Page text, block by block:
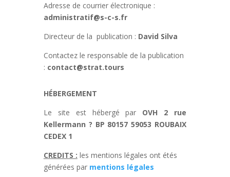
Adresse de courrier électronique :
administratif@s-c-s.fr
Directeur de la publication : David Silva
Contactez le responsable de la publication
: contact@strat.tours
HÉBERGEMENT
Le site est hébergé par OVH 2 rue
Kellermann ? BP 80157 59053 ROUBAIX
CEDEX 1
CREDITS : les mentions légales ont étés
générées par mentions légales